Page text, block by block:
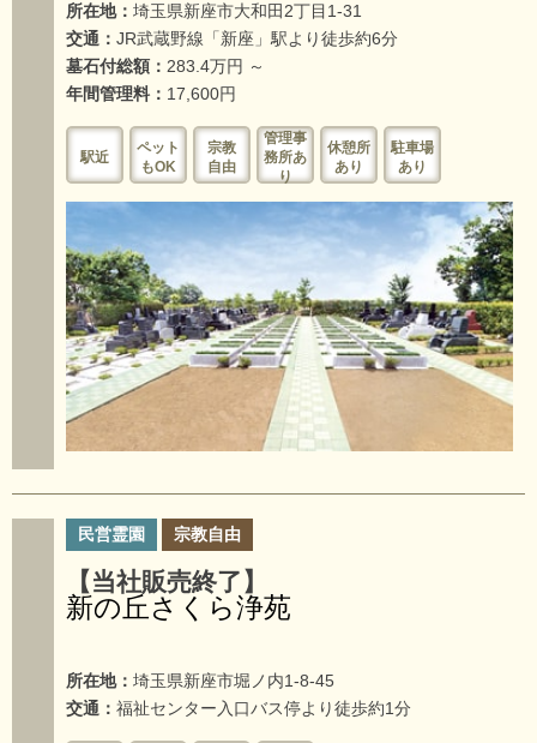
所在地： 埼玉県新座市大和田2丁目1-31
交通： JR武蔵野線「新座」駅より徒歩約6分
墓石付総額： 283.4万円 ～
年間管理料： 17,600円
駅近
ペット
もOK
宗教
自由
管理事
務所あ
り
休憩所
あり
駐車場
あり
民営霊園 宗教自由
【当社販売終了】
新の丘さくら浄苑
所在地： 埼玉県新座市堀ノ内1-8-45
交通： 福祉センター入口バス停より徒歩約1分